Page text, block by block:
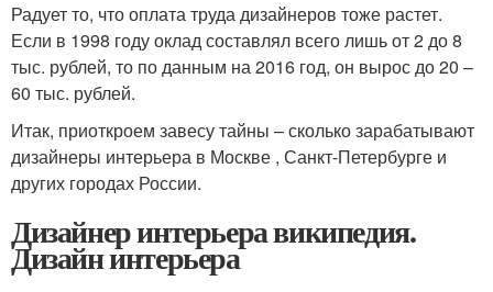
Радует то, что оплата труда дизайнеров тоже растет.
Если в 1998 году оклад составлял всего лишь от 2 до 8
тыс. рублей, то по данным на 2016 год, он вырос до 20 –
60 тыс. рублей.
Итак, приоткроем завесу тайны – сколько зарабатывают
дизайнеры интерьера в Москве , Санкт-Петербурге и
других городах России.
Дизайнер интерьера википедия.
Дизайн интерьера